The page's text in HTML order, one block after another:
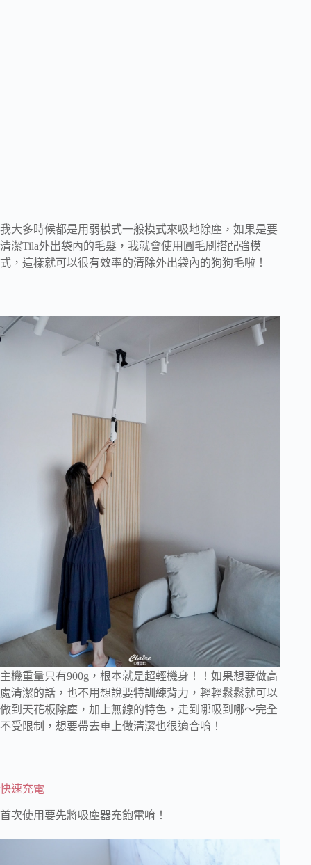
我大多時候都是用弱模式一般模式來吸地除塵，如果是要
清潔Tila外出袋內的毛髮，我就會使用圓毛刷搭配強模
式，這樣就可以很有效率的清除外出袋內的狗狗毛啦！
主機重量只有900g，根本就是超輕機身！！如果想要做高
處清潔的話，也不用想說要特訓練背力，輕輕鬆鬆就可以
做到天花板除塵，加上無線的特色，走到哪吸到哪～完全
不受限制，想要帶去車上做清潔也很適合唷！
快速充電
首次使用要先將吸塵器充飽電唷！